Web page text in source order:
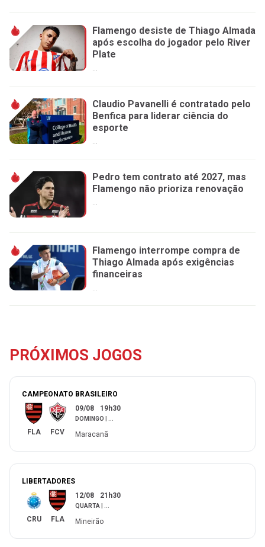
Flamengo desiste de Thiago Almada
após escolha do jogador pelo River
Plate
...
Claudio Pavanelli é contratado pelo
Benfica para liderar ciência do
esporte
Pedro tem contrato até 2027, mas
Flamengo não prioriza renovação
...
Flamengo interrompe compra de
Thiago Almada após exigências
financeiras
PRÓXIMOS JOGOS
CAMPEONATO BRASILEIRO
FLA FCV
09/08 19h30
DOMINGO
Maracanã
LIBERTADORES
CRU FLA
12/08 21h30
QUARTA
Mineirão